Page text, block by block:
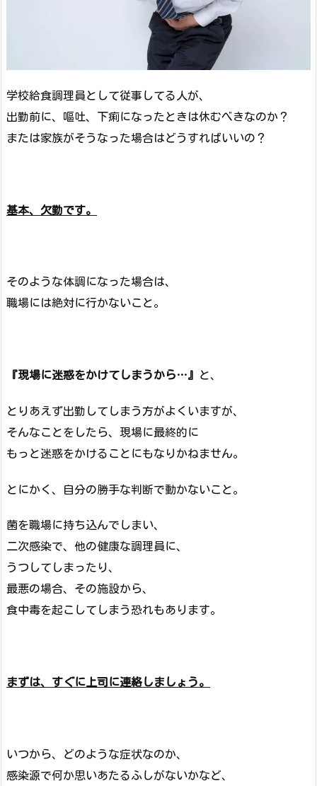
学校給食調理員として従事してる人が、
出勤前に、嘔吐、下痢になったときは休むべきなのか？
または家族がそうなった場合はどうすればいいの？
基本、欠勤です。
そのような体調になった場合は、
職場には絶対に行かないこと。
『現場に迷惑をかけてしまうから…』 と、
とりあえず出勤してしまう方がよくいますが、
そんなことをしたら、現場に最終的に
もっと迷惑をかけることにもなりかねません。
とにかく、自分の勝手な判断で動かないこと。
菌を職場に持ち込んでしまい、
二次感染で、他の健康な調理員に、
うつしてしまったり、
最悪の場合、その施設から、
食中毒を起こしてしまう恐れもあります。
まずは、すぐに上司に連絡しましょう。
いつから、どのような症状なのか、
感染源で何か思いあたるふしがないかなど、